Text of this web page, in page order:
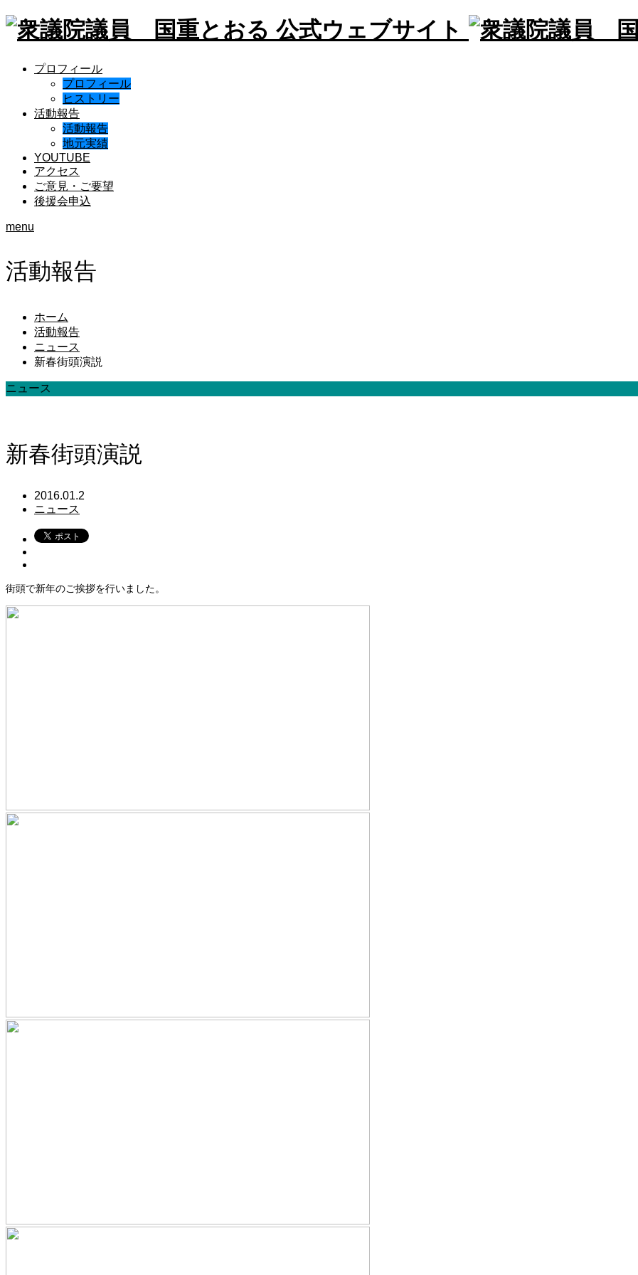
プロフィール
プロフィール
ヒストリー
活動報告
活動報告
地元実績
YOUTUBE
アクセス
ご意見・ご要望
後援会申込
menu
活動報告
ホーム
活動報告
ニュース
新春街頭演説
ニュース
新春街頭演説
2016.01.2
ニュース
街頭で新年のご挨拶を行いました。